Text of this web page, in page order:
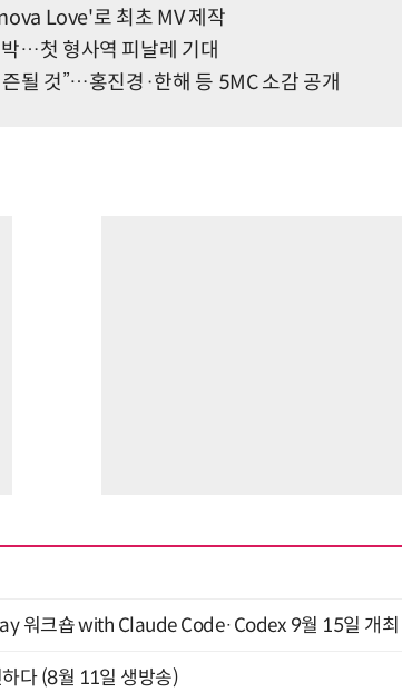
Love'로 최초 MV 제작
…첫 형사역 피날레 기대
될 것”…홍진경·한해 등 5MC 소감 공개
워크숍 with Claude Code·Codex 9월 15일 개최
다 (8월 11일 생방송)